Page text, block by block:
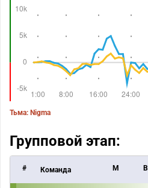
Тьма: Nigma
Групповой этап:
# Команда M В